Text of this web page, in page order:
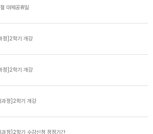
대체공휴일
정]2학기 개강
정]2학기 개강
과정]2학기 개강
과정]2학기 수강신청 정정기간